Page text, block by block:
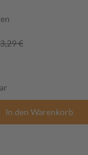
3,29 €
In den Warenkorb